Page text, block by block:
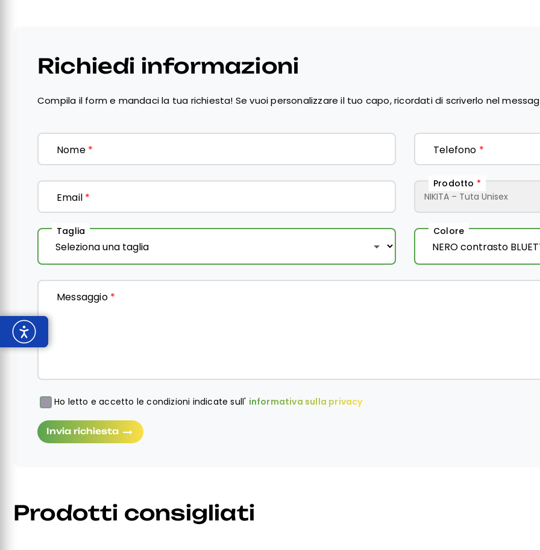
Richiedi informazioni
Compila il form e mandaci la tua richiesta! Se vuoi personalizzare il tuo capo, ricordati di scriverlo nel
Nome * Telefono *
Email *
Prodotto *
Taglia Colore
Messaggio *
Obbligatorio
Ho letto e accetto le condizioni indicate sull' informativa sulla privacy
Invia richiesta
Prodotti consigliati